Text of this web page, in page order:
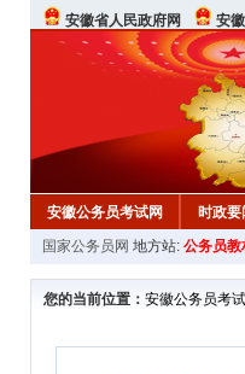
安徽省人民政府网 安
安徽公务员考试网 时政要
国家公务员网 地方站: 公务员
您的当前位置： 安徽公务员考